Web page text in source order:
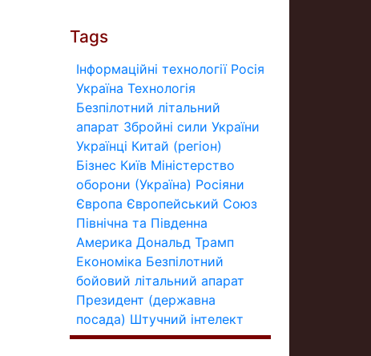
Tags
Інформаційні технології Росія
Україна Технологія
Безпілотний літальний
апарат Збройні сили України
Українці Китай (регіон)
Бізнес Київ Міністерство
оборони (Україна) Росіяни
Європа Європейський Союз
Північна та Південна
Америка Дональд Трамп
Економіка Безпілотний
бойовий літальний апарат
Президент (державна
посада) Штучний інтелект